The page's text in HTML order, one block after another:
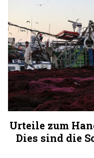
Urteile zum
Dies sind die